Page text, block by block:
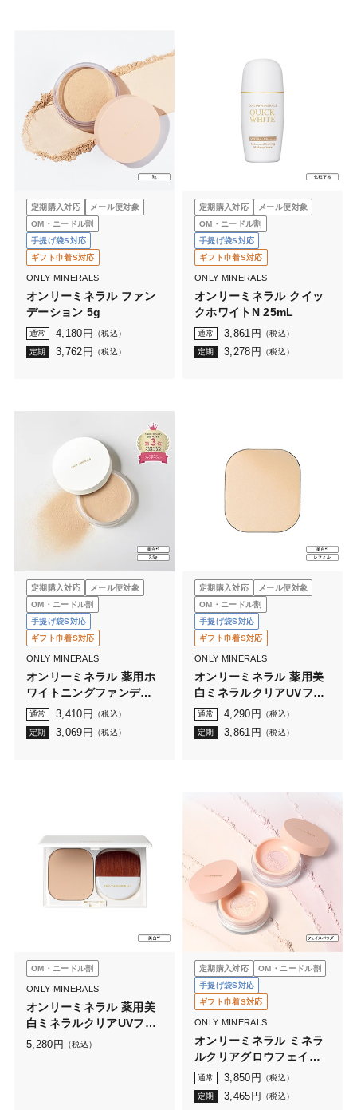
定期購入対応
メール便対象
OM・ニードル割
手提げ袋S対応
ギフト巾着S対応
ONLY MINERALS
オンリーミネラル ファン
デーション 5g
通常 4,180 円 （税込）
定期 3,762 円 （税込）
定期購入対応
メール便対象
OM・ニードル割
手提げ袋S対応
ギフト巾着S対応
ONLY MINERALS
オンリーミネラル クイッ
クホワイトN 25mL
通常 3,861 円 （税込）
定期 3,278 円 （税込）
定期購入対応
メール便対象
OM・ニードル割
手提げ袋S対応
ギフト巾着S対応
ONLY MINERALS
オンリーミネラル 薬用ホ
ワイトニングファンデー
ション 2.5g
通常 3,410 円 （税込）
定期 3,069 円 （税込）
定期購入対応
メール便対象
OM・ニードル割
手提げ袋S対応
ギフト巾着S対応
ONLY MINERALS
オンリーミネラル 薬用美
白ミネラルクリアUVファ
ンデーション レフィル
（ケース・携帯ブラシな
し）
通常 4,290 円 （税込）
定期 3,861 円 （税込）
OM・ニードル割
ONLY MINERALS
オンリーミネラル 薬用美
白ミネラルクリアUVファ
ンデーションN
5,280 円 （税込）
定期購入対応
OM・ニードル割
手提げ袋S対応
ギフト巾着S対応
ONLY MINERALS
オンリーミネラル ミネラ
ルクリアグロウフェイス
パウダーN
通常 3,850 円 （税込）
定期 3,465 円 （税込）